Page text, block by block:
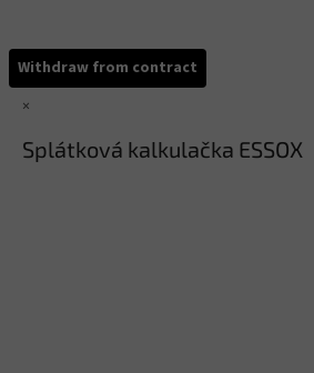
Withdraw from contract
×
Splátková kalkulačka ESSOX